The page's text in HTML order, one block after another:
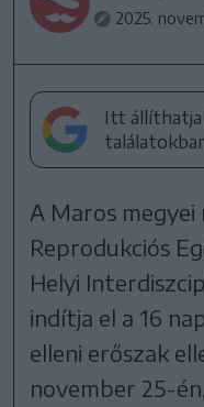
2025.
Itt állíthatja
A Maros
Reprodukciós
Helyi
indítja el a 16
elleni erőszak
november 25-